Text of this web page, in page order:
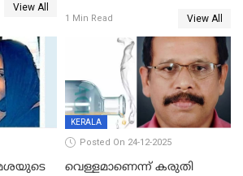
View All
ഗർഭിണിയായ യുവതിക്ക് ക്രൂര
1 Min Read View All
KERALA
Posted On 24-12-2025
വെള്ളമാണെന്ന് കരുതി